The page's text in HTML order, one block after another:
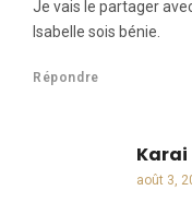
Je vais le partager
Isabelle sois bénie.
Répondre
Karai
août 3,